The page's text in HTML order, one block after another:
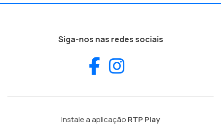
Siga-nos nas redes sociais
Facebook
Instale a aplicação RTP Play